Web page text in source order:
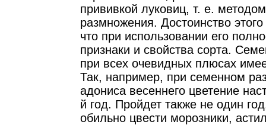
прививкой луковиц, т. е. методом
размножения. Достоинство
что при использовании его
признаки и свойства сорта.
при всех очевидных плюсах
Так, например, при семенном
адониса весеннего цветение
й год. Пройдет также не один
обильно цвести морозники,